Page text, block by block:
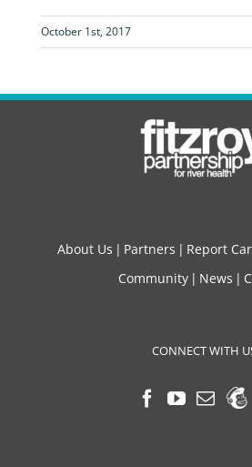
October 1st, 2017
About Us Partners Report
Community
News
CONNECT WITH